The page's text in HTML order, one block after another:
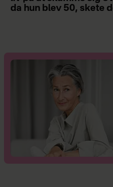
da hun blev 50, skete